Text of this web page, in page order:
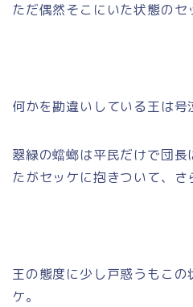
ただ偶然そこにいた状態のセ
何かを勘違いしている王は号
翠緑の蟷螂は平民だけで団長
たがセッケに抱きついて、さ
王の態度に少し戸惑うもこの
ケ。